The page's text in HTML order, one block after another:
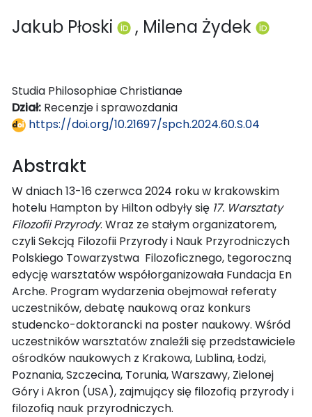
Jakub Płoski , Milena Żydek
Studia Philosophiae Christianae
Dział: Recenzje i sprawozdania
https://doi.org/10.21697/spch.2024.60.S.04
Abstrakt
W dniach 13-16 czerwca 2024 roku w krakowskim
hotelu Hampton by Hilton odbyły się 17. Warsztaty
Filozofii Przyrody. Wraz ze stałym organizatorem,
czyli Sekcją Filozofii Przyrody i Nauk Przyrodniczych
Polskiego Towarzystwa Filozoficznego, tegoroczną
edycję warsztatów współorganizowała Fundacja En
Arche. Program wydarzenia obejmował referaty
uczestników, debatę naukową oraz konkurs
studencko-doktorancki na poster naukowy. Wśród
uczestników warsztatów znaleźli się przedstawiciele
ośrodków naukowych z Krakowa, Lublina, Łodzi,
Poznania, Szczecina, Torunia, Warszawy, Zielonej
Góry i Akron (USA), zajmujący się filozofią przyrody i
filozofią nauk przyrodniczych.